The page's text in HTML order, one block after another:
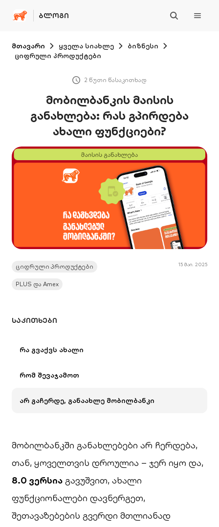
ᲑᲚᲝᲒᲘ
მთავარი ყველა სიახლე
ბიზნესი
ციფრული პროდუქტები
2 წუთი წასაკითხად
მობილბანკის მაისის
განახლება: რას გპირდება
ახალი ფუნქციები?
ციფრული პროდუქტები
PLUS და Amex
15 მაი. 2025
ᲡᲐᲙᲘᲗᲮᲔᲑᲘ
რა გვაქვს ახალი
რომ შევაჯამოთ
არ გაჩერდე, განაახლე მობილბანკი
მობილბანკში განახლებები არ ჩერდება,
თან, ყოველთვის დროულია – ჯერ იყო და,
8.0 ვერსია გავუშვით, ახალი
ფუნქციონალები დავნერგეთ,
შეთავაზებების გვერდი მთლიანად